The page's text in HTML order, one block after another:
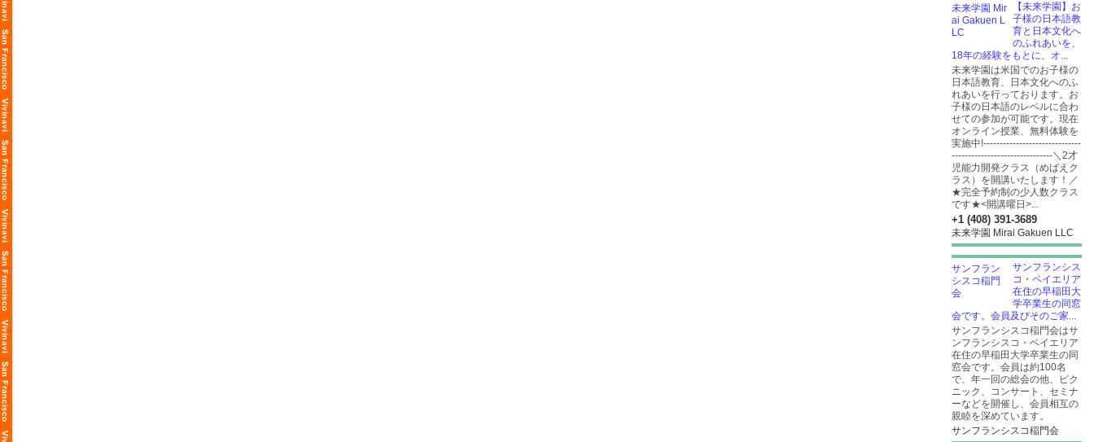
【未来学園】お
子様の日本語教
育と日本文化へ
のふれあいを、
18年の経験をもとに、オ...
未来学園は米国でのお子様の
日本語教育、日本文化へのふ
れあいを行っております。お
子様の日本語のレベルに合わ
せての参加が可能です。現在
オンライン授業、無料体験を
実施中!------------------------------
-------------------------------＼2才
児能力開発クラス（めばえク
ラス）を開講いたします！／
★完全予約制の少人数クラス
です★<開講曜日>...
+1 (408) 391-3689
未来学園 Mirai Gakuen LLC
サンフランシス
コ・ベイエリア
在住の早稲田大
学卒業生の同窓
会です。会員及びそのご家...
サンフランシスコ稲門会はサ
ンフランシスコ・ベイエリア
在住の早稲田大学卒業生の同
窓会です。会員は約100名
で、年一回の総会の他、ピク
ニック、コンサート、セミナ
ーなどを開催し、会員相互の
親睦を深めています。
サンフランシスコ稲門会